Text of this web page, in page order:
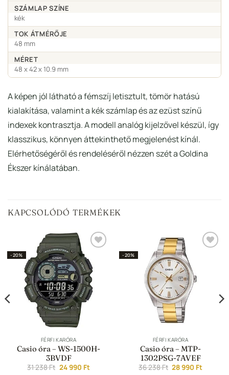
SZÁMLAP SZÍNE
kék
TOK ÁTMÉRŐJE
48 mm
MÉRET
48 x 42 x 10.9 mm
A képen jól látható a fémszíj letisztult, tömör hatású
kialakítása, valamint a kék számlap és az ezüst színű
indexek kontrasztja. A modell analóg kijelzővel készül, így
klasszikus, könnyen áttekinthető megjelenést kínál.
Elérhetőségéről és rendeléséről nézzen szét a Goldina
Ékszer kínálatában.
KAPCSOLÓDÓ TERMÉKEK
-20%
FÉRFI KARÓRA
Casio óra – WS-1500H-
3BVDF
31 238Ft Original
24 990 FtCurrent
-20%
FÉRFI KARÓRA
Casio óra – MTP-
1302PSG-7AVEF
36 238Ft Original
28 990 FtCurrent